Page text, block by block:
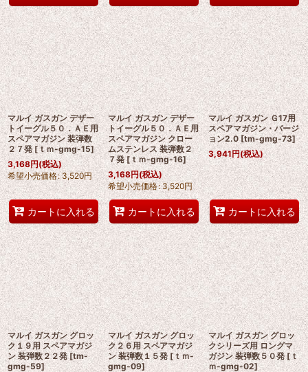
マルイ ガスガン デザー
トイーグル５０．ＡＥ用
スペアマガジン 装弾数
２７発 [ｔｍ-gmg-15]
3,168円(税込)
希望小売価格: 3,520円
カートに入れる
マルイ ガスガン デザー
トイーグル５０．ＡＥ用
スペアマガジン クロー
ムステンレス 装弾数２
７発 [ｔｍ-gmg-16]
3,168円(税込)
希望小売価格: 3,520円
カートに入れる
マルイ ガスガン Ｇ17用
スペアマガジン・バージ
ョン2.0 [tm-gmg-73]
3,941円(税込)
カートに入れる
マルイ ガスガン グロッ
ク１９用 スペアマガジ
ン 装弾数２２発 [tm-
gmg-59]
マルイ ガスガン グロッ
ク２６用 スペアマガジ
ン 装弾数１５発 [ｔｍ-
gmg-09]
マルイ ガスガン グロッ
クシリーズ用 ロングマ
ガジン 装弾数５０発 [ｔ
ｍ-gmg-02]